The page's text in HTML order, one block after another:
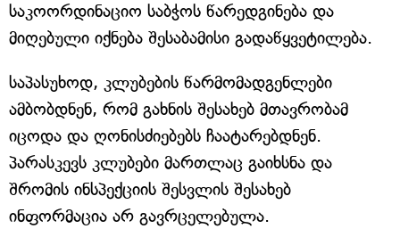
საკოორდინაციო საბჭოს წარედგინება და
მიღებული იქნება შესაბამისი გადაწყვეტილება.
საპასუხოდ, კლუბების წარმომადგენლები
ამბობდნენ, რომ გახნის შესახებ მთავრობამ
იცოდა და ღონისძიებებს ჩაატარებდნენ.
პარასკევს კლუბები მართლაც გაიხსნა და
შრომის ინსპექციის შესვლის შესახებ
ინფორმაცია არ გავრცელებულა.